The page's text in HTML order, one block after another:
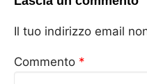
Il tuo indirizzo email
Commento *